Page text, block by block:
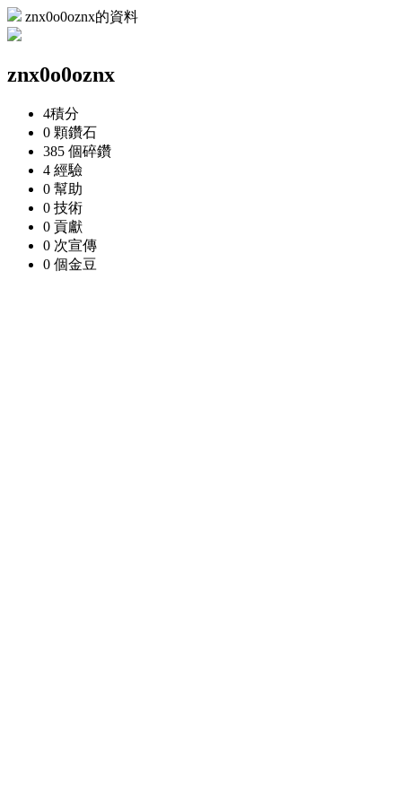
znx0o0oznx的資料
znx0o0oznx
4積分
0 顆鑽石
385 個碎鑽
4 經驗
0 幫助
0 技術
0 貢獻
0 次宣傳
0 個金豆